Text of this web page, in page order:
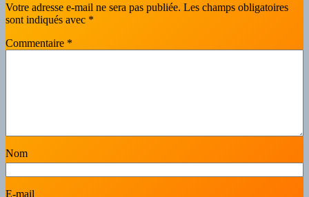
Votre adresse e-mail ne sera pas publiée. Les champs obligatoires
sont indiqués avec *
Commentaire *
Nom
E-mail